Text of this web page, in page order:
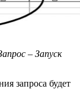
– Запуск
запроса будет